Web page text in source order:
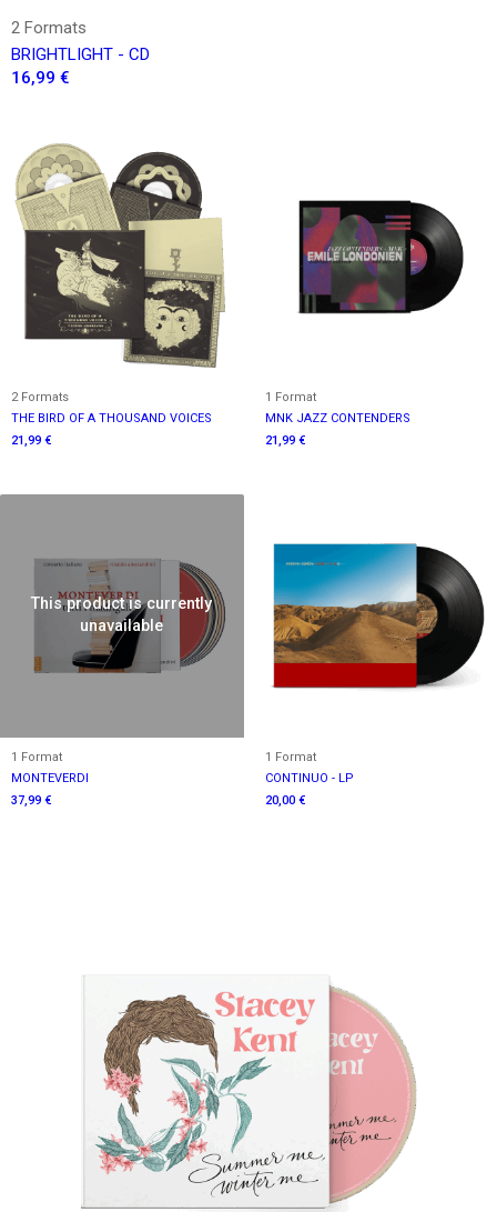
2 Formats
BRIGHTLIGHT - CD
16,99 €
2 Formats
THE BIRD OF A THOUSAND VOICES
21,99 €
1 Format
MNK JAZZ CONTENDERS
21,99 €
This product is currently
unavailable
1 Format
MONTEVERDI
37,99 €
1 Format
CONTINUO - LP
20,00 €